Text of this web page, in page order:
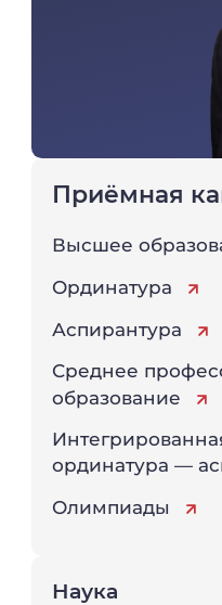
Приёмная
Высшее
Ординатура
Аспирантура
Среднее
образование
ординатура —
Олимпиады
Наука